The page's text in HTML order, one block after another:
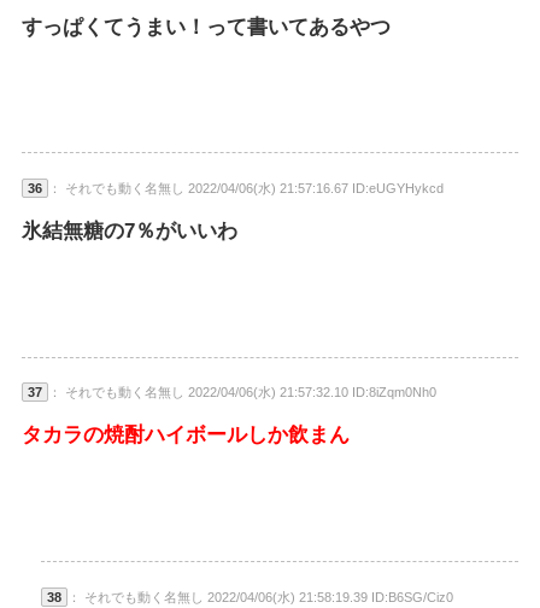
すっぱくてうまい！って書いてあるやつ
36 ： それでも動く名無し 2022/04/06(水) 21:57:16.67 ID:eUGYHykcd
氷結無糖の7％がいいわ
37 ： それでも動く名無し 2022/04/06(水) 21:57:32.10 ID:8iZqm0Nh0
タカラの焼酎ハイボールしか飲まん
38 ： それでも動く名無し 2022/04/06(水) 21:58:19.39 ID:B6SG/Ciz0